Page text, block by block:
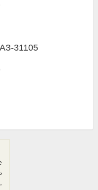
31105